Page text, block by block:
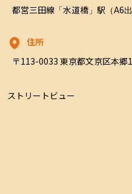
都営三田線「水道橋」駅（A6
住所
〒113-0033 東京都文京区本郷
ストリートビュー